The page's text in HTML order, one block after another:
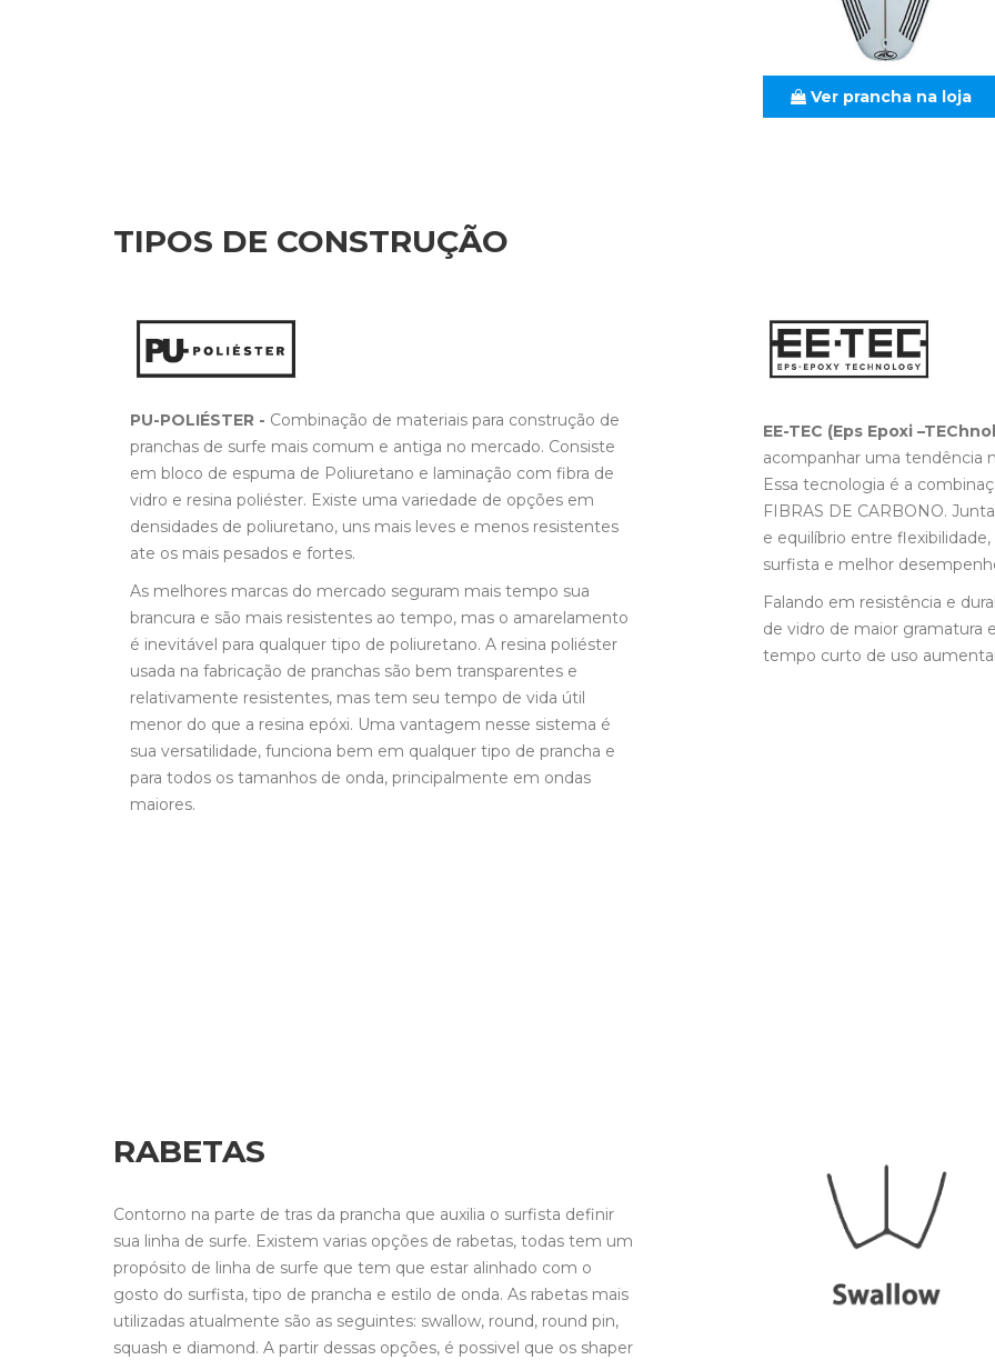
Ver prancha na loja
TIPOS DE CONSTRUÇÃO
PU-POLIÉSTER - Combinação de materiais para construção de
pranchas de surfe mais comum e antiga no mercado. Consiste
em bloco de espuma de Poliuretano e laminação com fibra de
vidro e resina poliéster. Existe uma variedade de opções em
densidades de poliuretano, uns mais leves e menos resistentes
ate os mais pesados e fortes.
As melhores marcas do mercado seguram mais tempo sua
brancura e são mais resistentes ao tempo, mas o amarelamento
é inevitável para qualquer tipo de poliuretano. A resina poliéster
usada na fabricação de pranchas são bem transparentes e
relativamente resistentes, mas tem seu tempo de vida útil
menor do que a resina epóxi. Uma vantagem nesse sistema é
sua versatilidade, funciona bem em qualquer tipo de prancha e
para todos os tamanhos de onda, principalmente em ondas
maiores.
EE-TEC (Eps Epoxi
acompanhar uma tendência
Essa tecnologia é a
FIBRAS DE CARBONO.
e equilíbrio entre
surfista e melhor
Falando em resistência e
de vidro de maior gramatura
tempo curto de uso
RABETAS
Contorno na parte de tras da prancha que auxilia o surfista definir
sua linha de surfe. Existem varias opções de rabetas, todas tem um
propósito de linha de surfe que tem que estar alinhado com o
gosto do surfista, tipo de prancha e estilo de onda. As rabetas mais
utilizadas atualmente são as seguintes: swallow, round, round pin,
squash e diamond. A partir dessas opções, é possivel que os shaper